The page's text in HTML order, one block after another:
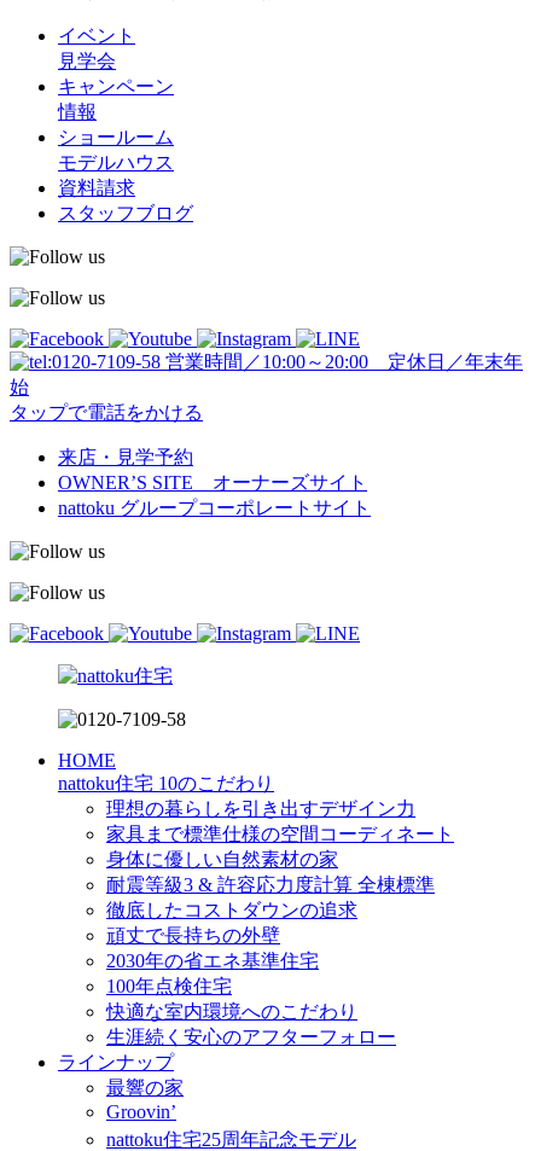
イベント
見学会
キャンペーン
情報
ショールーム
モデルハウス
資料請求
スタッフブログ
営業時間／10:00～20:00 定休日／年末年
始
タップで電話をかける
来店・見学予約
OWNER’S SITE オーナーズサイト
nattoku グループコーポレートサイト
HOME
nattoku住宅 10のこだわり
理想の暮らしを引き出すデザイン力
家具まで標準仕様の空間コーディネート
身体に優しい自然素材の家
耐震等級3 & 許容応力度計算 全棟標準
徹底したコストダウンの追求
頑丈で長持ちの外壁
2030年の省エネ基準住宅
100年点検住宅
快適な室内環境へのこだわり
生涯続く安心のアフターフォロー
ラインナップ
最響の家
Groovin’
nattoku住宅25周年記念モデル